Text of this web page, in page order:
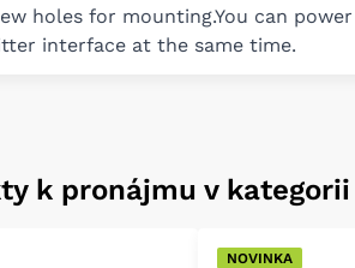
holes for mounting.You can
interface at the same time.
k pronájmu v kategorii
NOVINKA